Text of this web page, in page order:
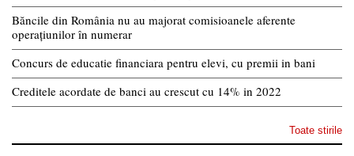
Băncile din România nu au majorat comisioanele aferente
operațiunilor în numerar
Concurs de educatie financiara pentru elevi, cu premii in bani
Creditele acordate de banci au crescut cu 14% in 2022
Toate stirile